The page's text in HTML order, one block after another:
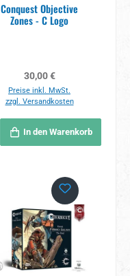
Conquest Objective
Zones - C Logo
Regulärer Preis:
30,00 €
Preise inkl. MwSt.
zzgl. Versandkosten
In den Warenkorb